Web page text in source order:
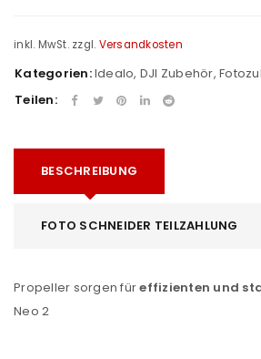
inkl. MwSt. zzgl. Versandkosten
Kategorien:Idealo, DJI Zubehör,
Teilen:
BESCHREIBUNG
FOTO SCHNEIDER TEILZAHLUNG
Propeller sorgen füreffizienten und
Neo 2